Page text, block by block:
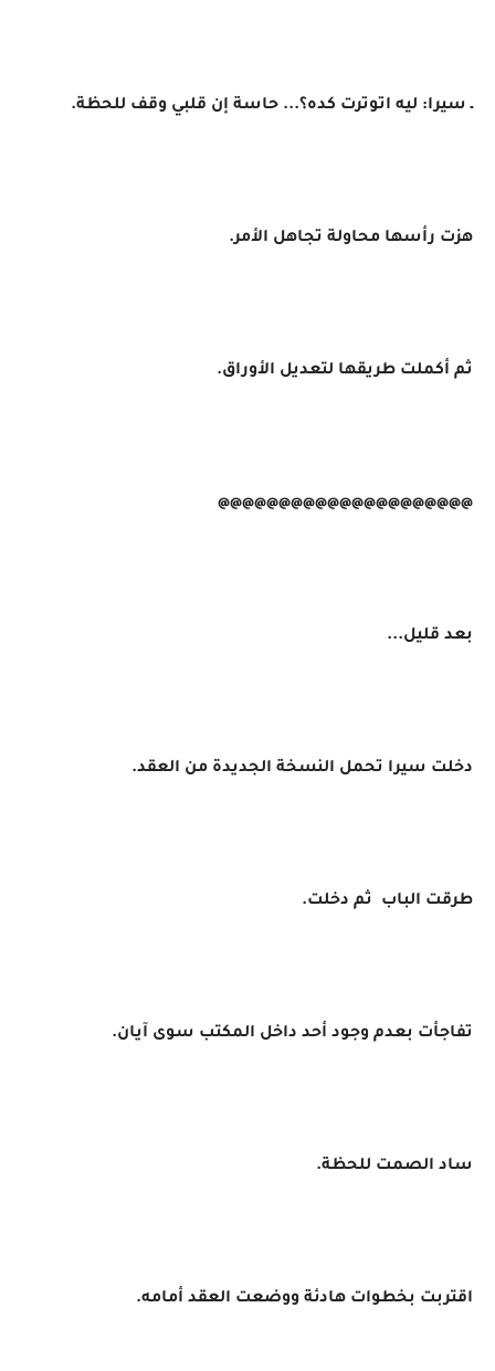
ـ سيرا: ليه اتوترت كده؟... حاسة إن قلبي وقف للحظة.
هزت رأسها محاولة تجاهل الأمر.
ثم أكملت طريقها لتعديل الأوراق.
@@@@@@@@@@@@@@@@@@@@@
بعد قليل...
دخلت سيرا تحمل النسخة الجديدة من العقد.
طرقت الباب ثم دخلت.
تفاجأت بعدم وجود أحد داخل المكتب سوى آيان.
ساد الصمت للحظة.
اقتربت بخطوات هادئة ووضعت العقد أمامه.